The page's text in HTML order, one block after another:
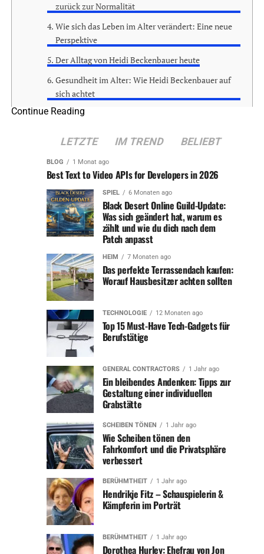
zurück zur Normalität
Wie sich das Leben im Alter verändert: Eine neue
Perspektive
Der Alltag von Heidi Beckenbauer heute
Gesundheit im Alter: Wie Heidi Beckenbauer auf
sich achtet
Heidi Beckenbauer und die Bedeutung von
Ein Blick in die Zukunft: Was kommt noch für
Heidi Beckenbauer?
Fazit: Heidi Beckenbauer – Ein Vorbild für ein
erfülltes Leben im Alter
Einleitung: Der neue
Lebensabschnitt von Heidi
Beckenbauer
Das Leben von Heidi Beckenbauer hat sich in den letzten
Jahren stark verändert. Nach dem Tod ihres Ehemanns
Franz Beckenbauer, der als „Kaiser des Fußballs“ in
Deutschland und weltweit bekannt war, hat Heidi sich
zurückgezogen und ein neues Kapitel aufgeschlagen. Der
Fokus dieses Artikels liegt auf ihrem heutigen Leben und
wie sie sich im Alter neu orientiert hat.
Heidi Beckenbauer hat trotz ihres berühmten
Nachnamens immer ein zurückhaltendes Leben geführt
und steht nicht im Rampenlicht. Dennoch interessiert
sich die Öffentlichkeit zunehmend für ihr Wohlergehen
und ihren Lebensstil. Mit dem Fokus-Schlüsselwort
Heidi Beckenbauer Alter“ möchten wir ihr aktuelles
Leben beleuchten und Einblicke geben, wie sie mit den
Herausforderungen und Veränderungen umgeht.
Continue Reading
LETZTE IM TREND BELIEBT
BLOG 1 Monat ago
Best Text to Video APIs for Developers in 2026
SPIEL 6 Monaten ago
Black Desert Online Guild-Update:
Was sich geändert hat, warum es
zählt und wie du dich nach dem
Patch anpasst
HEIM 7 Monaten ago
Das perfekte Terrassendach kaufen:
Worauf Hausbesitzer achten sollten
TECHNOLOGIE 12 Monaten ago
Top 15 Must-Have Tech-Gadgets für
Berufstätige
GENERAL CONTRACTORS 1 Jahr ago
Ein bleibendes Andenken: Tipps zur
Gestaltung einer individuellen
Grabstätte
SCHEIBEN TÖNEN 1 Jahr ago
Wie Scheiben tönen den
Fahrkomfort und die Privatsphäre
verbessert
BERÜHMTHEIT 1 Jahr ago
Hendrikje Fitz – Schauspielerin &
Kämpferin im Porträt
BERÜHMTHEIT 1 Jahr ago
Dorothea Hurley: Ehefrau von Jon